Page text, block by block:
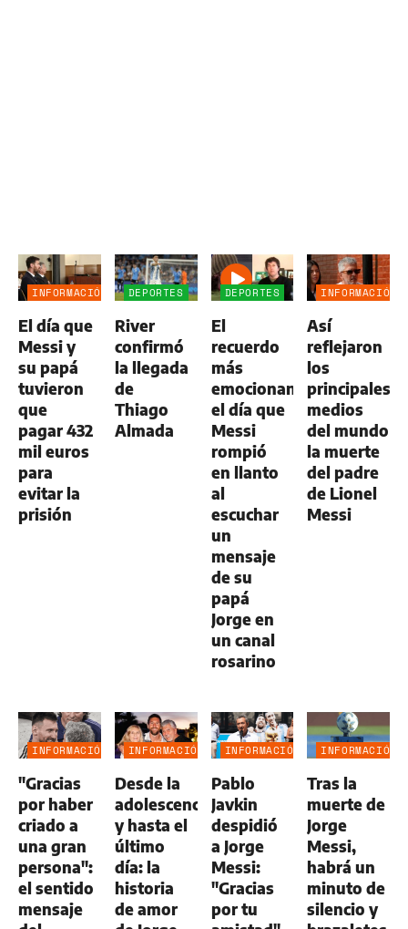
INFORMACIÓN
El día que
Messi y
su papá
tuvieron
que
pagar 432
mil euros
para
evitar la
prisión
DEPORTES
River
confirmó
la llegada
de
Thiago
Almada
DEPORTES
El
recuerdo
más
emocionante:
el día que
Messi
rompió
en llanto
al
escuchar
un
mensaje
de su
papá
Jorge en
un canal
rosarino
INFORMACIÓN
Así
reflejaron
los
principales
medios
del mundo
la muerte
del padre
de Lionel
Messi
INFORMACIÓN
"Gracias
por haber
criado a
una gran
persona":
el sentido
mensaje
INFORMACIÓN
Desde la
adolescencia
y hasta el
último
día: la
historia
de amor
INFORMACIÓN
Pablo
Javkin
despidió
a Jorge
Messi:
"Gracias
por tu
INFORMACIÓN
Tras la
muerte de
Jorge
Messi,
habrá un
minuto de
silencio y